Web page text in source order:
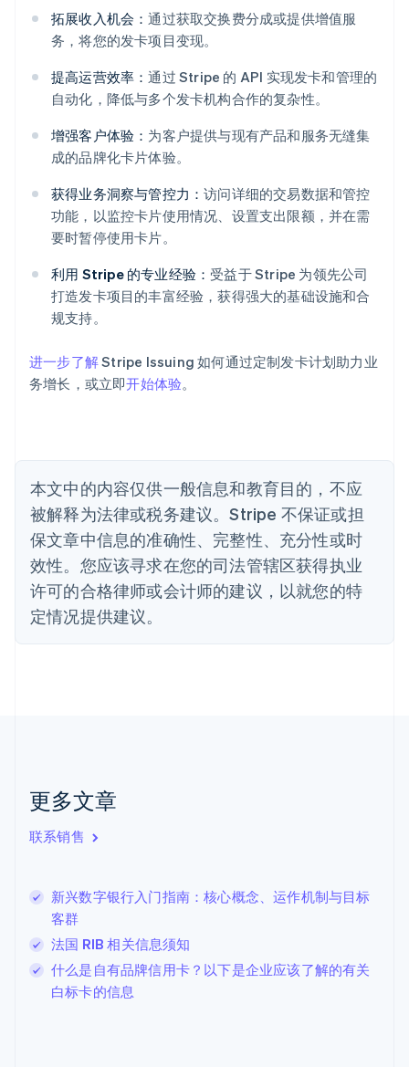
拓展收入机会：通过获取交换费分成或提供增值服
务，将您的发卡项目变现。
提高运营效率：通过 Stripe 的 API 实现发卡和管理的
自动化，降低与多个发卡机构合作的复杂性。
增强客户体验： 为客户提供与现有产品和服务无缝集
成的品牌化卡片体验。
获得业务洞察与管控力：访问详细的交易数据和管控
功能，以监控卡片使用情况、设置支出限额，并在需
要时暂停使用卡片。
利用 Stripe 的专业经验： 受益于 Stripe 为领先公司
打造发卡项目的丰富经验，获得强大的基础设施和合
规支持。
进一步了解Stripe Issuing 如何通过定制发卡计划助力业
务增长，或立即开始体验。
本文中的内容仅供一般信息和教育目的，不应
被解释为法律或税务建议。Stripe 不保证或担
保文章中信息的准确性、完整性、充分性或时
效性。您应该寻求在您的司法管辖区获得执业
许可的合格律师或会计师的建议，以就您的特
定情况提供建议。
更多文章
联系销售
新兴数字银行入门指南：核心概念、运作机制与目标
客群
法国 RIB 相关信息须知
什么是自有品牌信用卡？以下是企业应该了解的有关
白标卡的信息
阿联酋
English
English
爱沙尼亚
English
澳大利亚
English
English
比利时
NederlandsFrançaisDeutschEnglish
波兰
English
丹麦
English
德国
法国
FrançaisEnglish
English
克罗地亚
EnglishItaliano
立陶宛
English
列支敦士登
DeutschEnglish
卢森堡
FrançaisDeutschEnglish
罗马尼亚